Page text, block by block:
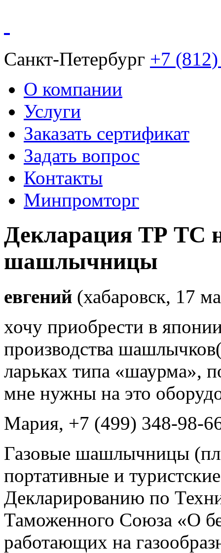
Санкт-Петербург +7
О компании
Услуги
Заказать сертификат
Задать вопрос
Контакты
Минпромторг
Декларация ТР ТС
шашлычницы
евгений (хабаровск, 17
хочу приобрести в
производства
ларьках типа «шаурма»,
мне нужны на это
Мария, +7 (499) 348-98-
Газовые шашлычницы
портативные и
Декларированию по
Таможенного Союза «О
работающих на